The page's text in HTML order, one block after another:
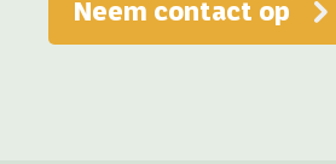
Neem contact op